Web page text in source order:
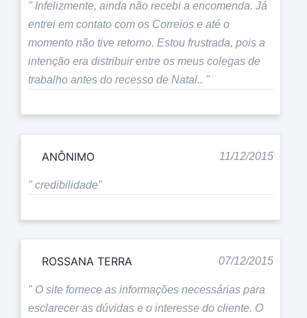
" Infelizmente, ainda não recebi a encomenda. Já
entrei em contato com os Correios e até o
momento não tive retorno. Estou frustrada, pois a
intenção era distribuir entre os meus colegas de
trabalho antes do recesso de Natal.. "
ANÔNIMO 11/12/2015
" credibilidade"
ROSSANA TERRA 07/12/2015
" O site fornece as informações necessárias para
esclarecer as dúvidas e o interesse do cliente. O